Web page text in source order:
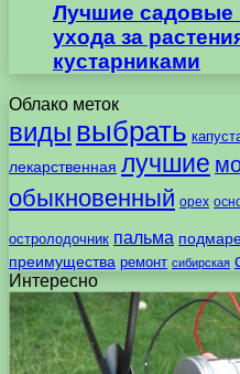
Лучшие садовые
ухода за
кустарниками
Облако меток
виды выбрать
лекарственная лучшие
обыкновенный орех
остролодочник пальма
преимущества ремонт сибирская
Интересно